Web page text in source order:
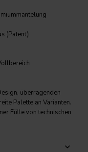
(Patent)
überragenden
Palette an Varianten.
Fülle von technischen
guter Leistung zu